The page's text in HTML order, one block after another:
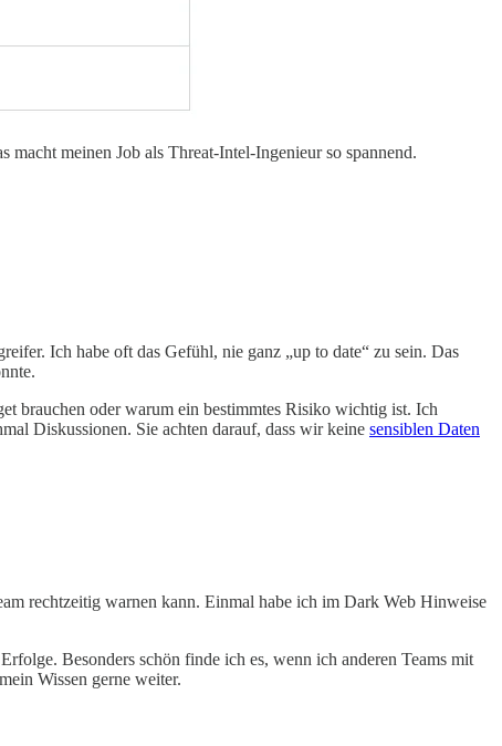
meinen Job als Threat-Intel-Ingenieur so spannend.
Ich habe oft das Gefühl, nie ganz „up to date“ zu sein. Das
brauchen oder warum ein bestimmtes Risiko wichtig ist. Ich
Diskussionen. Sie achten darauf, dass wir keine sensiblen Daten
rechtzeitig warnen kann. Einmal habe ich im Dark Web Hinweise
Besonders schön finde ich es, wenn ich anderen Teams mit
Wissen gerne weiter.